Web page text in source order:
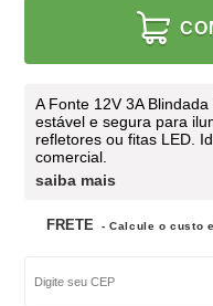
A Fonte 12V 3A
estável e segura para
refletores ou fitas LED.
comercial.
saiba mais
FRETE - Calcule o custo